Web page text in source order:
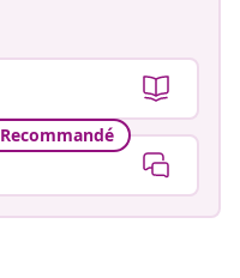
Recommandé